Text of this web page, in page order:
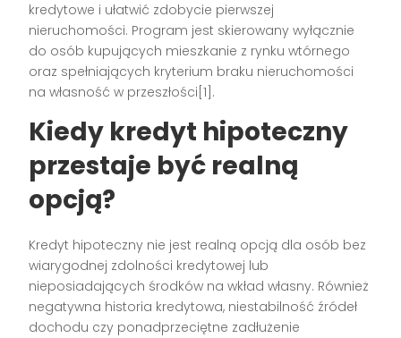
kredytowe i ułatwić zdobycie pierwszej
nieruchomości. Program jest skierowany wyłącznie
do osób kupujących mieszkanie z rynku wtórnego
oraz spełniających kryterium braku nieruchomości
na własność w przeszłości[1].
Kiedy kredyt hipoteczny
przestaje być realną
opcją?
Kredyt hipoteczny nie jest realną opcją dla osób bez
wiarygodnej zdolności kredytowej lub
nieposiadających środków na wkład własny. Również
negatywna historia kredytowa, niestabilność źródeł
dochodu czy ponadprzeciętne zadłużenie